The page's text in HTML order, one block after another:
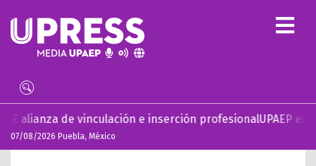
vinculación e inserción profesionalUPAEP estrena ‘Volar’,
07/08/2026 Puebla, México